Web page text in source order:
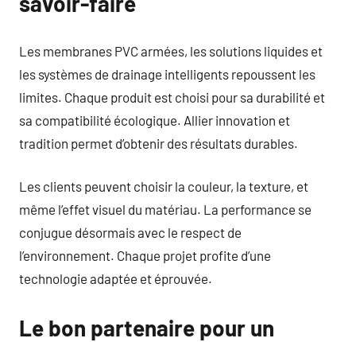
Les membranes PVC armées, les solutions liquides et
les systèmes de drainage intelligents repoussent les
limites. Chaque produit est choisi pour sa durabilité et
sa compatibilité écologique. Allier innovation et
tradition permet d’obtenir des résultats durables.
Les clients peuvent choisir la couleur, la texture, et
même l’effet visuel du matériau. La performance se
conjugue désormais avec le respect de
l’environnement. Chaque projet profite d’une
technologie adaptée et éprouvée.
Le bon partenaire pour un